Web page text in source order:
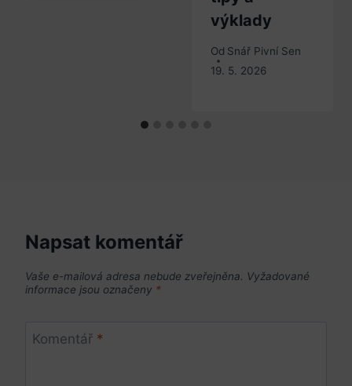
výklady
Od Snář Pivní Sen
19. 5. 2026
Napsat komentář
Vaše e-mailová adresa nebude zveřejněna. Vyžadované
informace jsou označeny *
Komentář *